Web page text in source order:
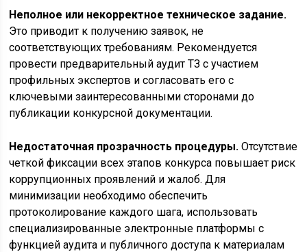
Неполное или некорректное техническое задание.
Это приводит к получению заявок, не
соответствующих требованиям. Рекомендуется
провести предварительный аудит ТЗ с участием
профильных экспертов и согласовать его с
ключевыми заинтересованными сторонами до
публикации конкурсной документации.
Недостаточная прозрачность процедуры. Отсутствие
четкой фиксации всех этапов конкурса повышает риск
коррупционных проявлений и жалоб. Для
минимизации необходимо обеспечить
протоколирование каждого шага, использовать
специализированные электронные платформы с
функцией аудита и публичного доступа к материалам